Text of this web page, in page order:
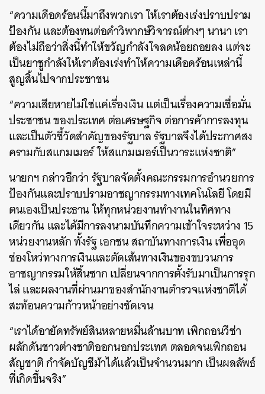
“ความเดือดร้อนนี้มาถึงพวกเรา ให้เราต้องเร่งปราบปราม
ป้องกัน และต้องทนต่อคำวิพากษ์วิจารณ์ต่างๆ นานา เรา
ต้องไม่ถือว่าสิ่งนี้ทำให้ขวัญกำลังใจลดน้อยถอยลง แต่จะ
เป็นยาชูกำลังให้เราต้องเร่งทำให้ความเดือดร้อนเหล่านี้
สูญสิ้นไปจากประชาชน
“ความเสียหายไม่ใช่แค่เรื่องเงิน แต่เป็นเรื่องความเชื่อมั่น
ประชาชน ของประเทศ ต่อเศรษฐกิจ ต่อการค้าการลงทุน
และเป็นตัวชี้วัดสำคัญของรัฐบาล รัฐบาลจึงได้ประกาศสง
ครามกับสแกมเมอร์ ให้สแกมเมอร์เป็นวาระแห่งชาติ”
นายกฯ กล่าวอีกว่า รัฐบาลจัดตั้งคณะกรรมการอำนวยการ
ป้องกันและปราบปรามอาชญากรรมทางเทคโนโลยี โดยมี
ตนเองเป็นประธาน ให้ทุกหน่วยงานทำงานในทิศทาง
เดียวกัน และได้มีการลงนามบันทึกความเข้าใจระหว่าง 15
หน่วยงานหลัก ทั้งรัฐ เอกชน สถาบันทางการเงิน เพื่ออุด
ช่องโหว่ทางการเงินและตัดเส้นทางเงินของขบวนการ
อาชญากรรมให้สิ้นซาก เปลี่ยนจากการตั้งรับมาเป็นการรุก
ไล่ และผลงานที่ผ่านมาของสำนักงานตำรวจแห่งชาติได้
สะท้อนความก้าวหน้าอย่างชัดเจน
“เราได้อายัดทรัพย์สินหลายหมื่นล้านบาท เพิกถอนวีซ่า
ผลักดันชาวต่างชาติออกนอกประเทศ ตลอดจนเพิกถอน
สัญชาติ กำจัดบัญชีม้าได้แล้วเป็นจำนวนมาก เป็นผลลัพธ์
ที่เกิดขึ้นจริง”